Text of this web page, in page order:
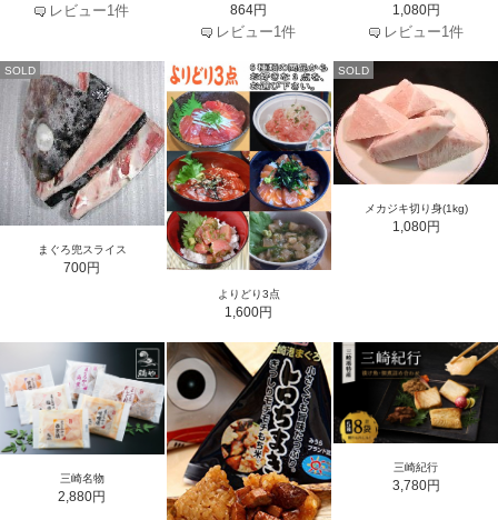
レビュー1件 864円
レビュー1件
1,080円
レビュー1件
SOLD
まぐろ兜スライス
700円
よりどり3点
1,600円
SOLD
メカジキ切り身(1kg)
1,080円
三崎名物
2,880円
三崎紀行
3,780円